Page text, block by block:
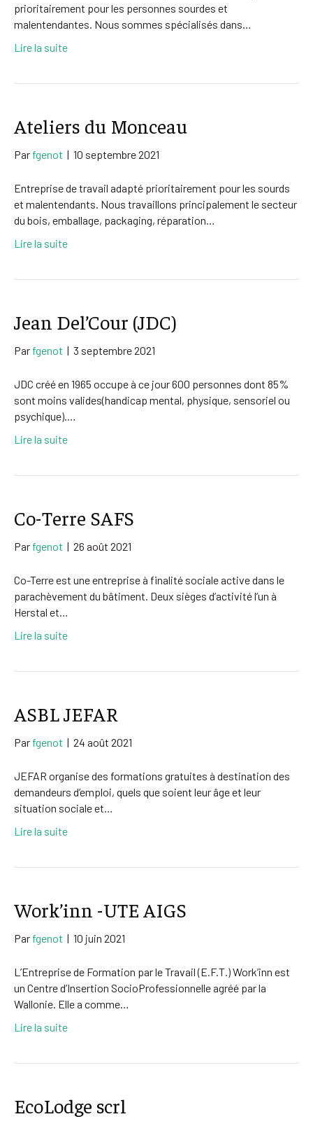
prioritairement pour les personnes sourdes et
malentendantes. Nous sommes spécialisés dans…
Lire la suite
Ateliers du Monceau
Par fgenot | 10 septembre 2021
Entreprise de travail adapté prioritairement pour les sourds
et malentendants. Nous travaillons principalement le secteur
du bois, emballage, packaging, réparation…
Lire la suite
Jean Del’Cour (JDC)
Par fgenot | 3 septembre 2021
JDC créé en 1965 occupe à ce jour 600 personnes dont 85%
sont moins valides(handicap mental, physique, sensoriel ou
psychique).…
Lire la suite
Co-Terre SAFS
Par fgenot | 26 août 2021
Co-Terre est une entreprise à finalité sociale active dans le
parachèvement du bâtiment. Deux sièges d’activité l’un à
Herstal et…
Lire la suite
ASBL JEFAR
Par fgenot | 24 août 2021
JEFAR organise des formations gratuites à destination des
demandeurs d’emploi, quels que soient leur âge et leur
situation sociale et…
Lire la suite
Work’inn -UTE AIGS
Par fgenot | 10 juin 2021
L’Entreprise de Formation par le Travail (E.F.T.) Work’inn est
un Centre d’Insertion SocioProfessionnelle agréé par la
Wallonie. Elle a comme…
Lire la suite
EcoLodge scrl